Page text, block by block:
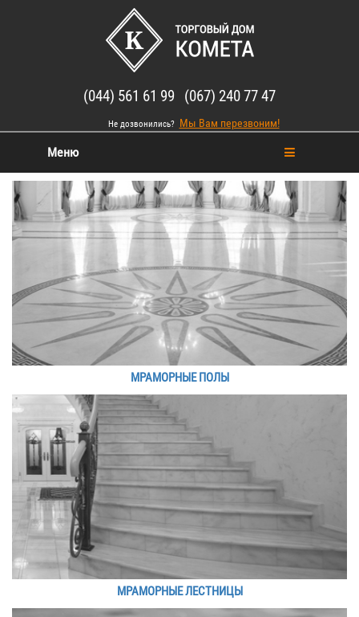
(044) 561 61 99 (067) 240 77 47
Не дозвонились? Мы Вам перезвоним!
Меню
МРАМОРНЫЕ ПОЛЫ
МРАМОРНЫЕ ЛЕСТНИЦЫ